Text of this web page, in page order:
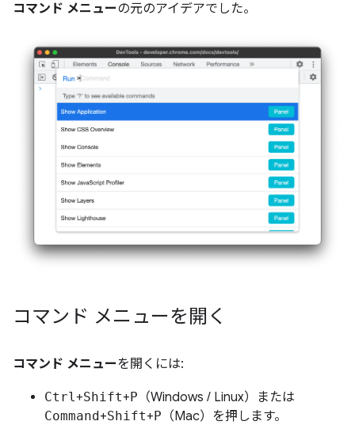
コマンド メニューの元のアイデアでした。
コマンド メニューを開く
コマンド メニューを開くには:
Ctrl+Shift+P （Windows / Linux）または
Command+Shift+P （Mac）を押します。